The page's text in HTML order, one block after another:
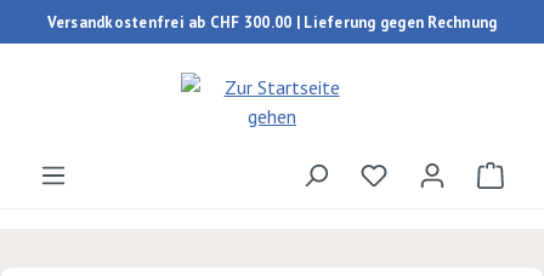
Zum Hauptinhalt springen
Versandkostenfrei ab CHF 300.00 | Lieferung gegen Rechnung
Du hast 0